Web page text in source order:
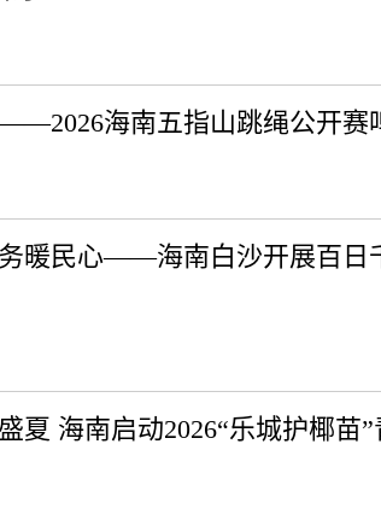
海南五指山跳绳公开赛
暖民心——海南白沙开展百日
夏 海南启动2026“乐城护椰苗”